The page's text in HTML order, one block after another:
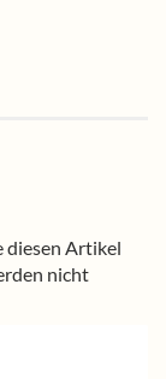
diesen Artikel
nicht